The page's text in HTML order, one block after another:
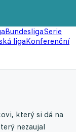
BundesligaSerie
ligaKonferenční
který si dá na
nezaujal